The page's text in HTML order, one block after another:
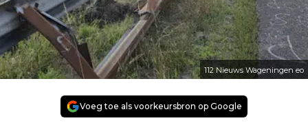
112 Nieuws Wageningen eo
Voeg toe als voorkeursbron op Google